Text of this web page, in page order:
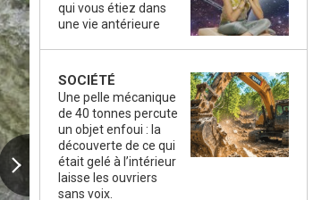
qui vous étiez dans
une vie antérieure
SOCIÉTÉ
Une pelle mécanique
de 40 tonnes percute
un objet enfoui : la
découverte de ce qui
était gelé à l’intérieur
laisse les ouvriers
sans voix.